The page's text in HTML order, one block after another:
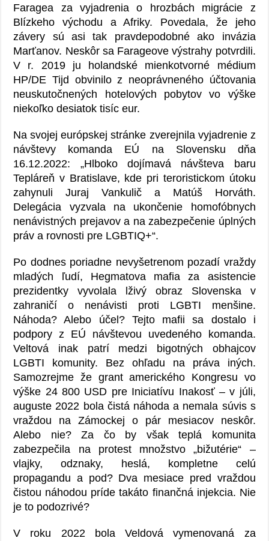
Faragea za vyjadrenia o hrozbách migrácie z
Blízkeho východu a Afriky. Povedala, že jeho
závery sú asi tak pravdepodobné ako invázia
Marťanov. Neskôr sa Farageove výstrahy potvrdili.
V r. 2019 ju holandské mienkotvorné médium
HP/DE Tijd obvinilo z neoprávneného účtovania
neuskutočnených hotelových pobytov vo výške
niekoľko desiatok tisíc eur.
Na svojej európskej stránke zverejnila vyjadrenie z
návštevy komanda EÚ na Slovensku dňa
16.12.2022: „Hlboko dojímavá návšteva baru
Tepláreň v Bratislave, kde pri teroristickom útoku
zahynuli Juraj Vankulič a Matúš Horváth.
Delegácia vyzvala na ukončenie homofóbnych
nenávistných prejavov a na zabezpečenie úplných
práv a rovnosti pre LGBTIQ+“.
Po dodnes poriadne nevyšetrenom pozadí vraždy
mladých ľudí, Hegmatova mafia za asistencie
prezidentky vyvolala lživý obraz Slovenska v
zahraničí o nenávisti proti LGBTI menšine.
Náhoda? Alebo účel? Tejto mafii sa dostalo i
podpory z EÚ návštevou uvedeného komanda.
Veltová inak patrí medzi bigotných obhajcov
LGBTI komunity. Bez ohľadu na práva iných.
Samozrejme že grant amerického Kongresu vo
výške 24 800 USD pre Iniciatívu Inakosť – v júli,
auguste 2022 bola čistá náhoda a nemala súvis s
vraždou na Zámockej o pár mesiacov neskôr.
Alebo nie? Za čo by však teplá komunita
zabezpečila na protest množstvo „bižutérie“ –
vlajky, odznaky, heslá, kompletne celú
propagandu a pod? Dva mesiace pred vraždou
čistou náhodou príde takáto finančná injekcia. Nie
je to podozrivé?
V roku 2022 bola Veldová vymenovaná za